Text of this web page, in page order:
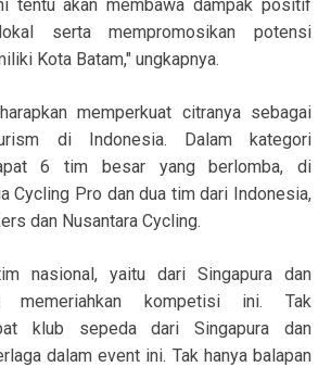
tentu akan membawa dampak positif
serta mempromosikan potensi
Kota Batam," ungkapnya.
memperkuat citranya sebagai
di Indonesia. Dalam kategori
6 tim besar yang berlomba, di
Cycling Pro dan dua tim dari Indonesia,
dan Nusantara Cycling.
nasional, yaitu dari Singapura dan
memeriahkan kompetisi ini. Tak
klub sepeda dari Singapura dan
dalam event ini. Tak hanya balapan